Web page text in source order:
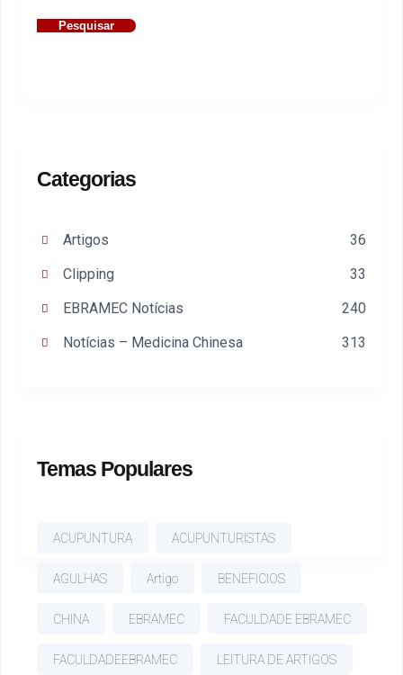
Pesquisar
Categorias
Artigos
36
Clipping
33
EBRAMEC Notícias
240
Notícias – Medicina Chinesa
313
Temas Populares
ACUPUNTURA ACUPUNTURISTAS
AGULHAS Artigo BENEFICIOS
CHINA EBRAMEC FACULDADE EBRAMEC
FACULDADEEBRAMEC LEITURA DE ARTIGOS